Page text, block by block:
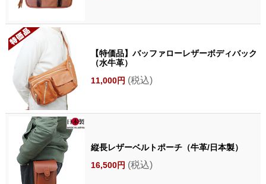
【特価品】バッファローレザーボディバック
（水牛革）
11,000円 (税込)
縦長レザーベルトポーチ（牛革/日本製）
16,500円 (税込)